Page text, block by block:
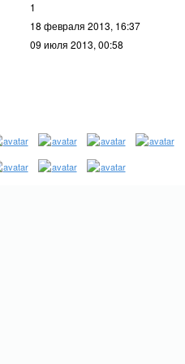
1
18 февраля 2013, 16:37
09 июля 2013, 00:58